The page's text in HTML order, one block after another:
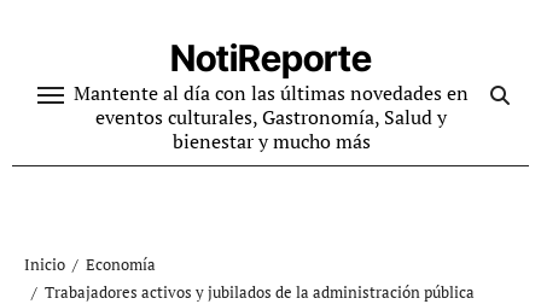
contenido
NotiReporte
Mantente al día con las últimas novedades en
eventos culturales, Gastronomía, Salud y
bienestar y mucho más
Inicio
Economía
Trabajadores activos y jubilados de la administración pública